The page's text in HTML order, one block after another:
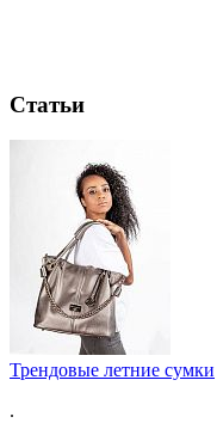
Статьи
Трендовые летние сумки
.